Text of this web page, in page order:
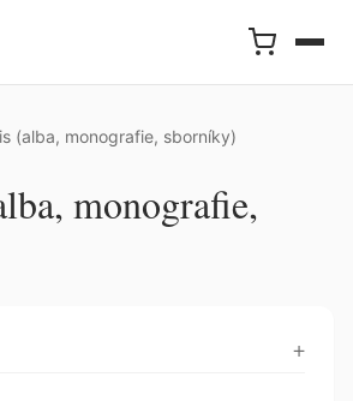
(alba, monografie, sborníky)
monografie,